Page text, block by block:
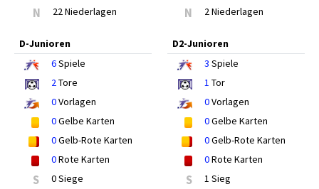
N 22 Niederlagen N 2 Niederlagen
D-Junioren
6Spiele
2Tore
0Vorlagen
0Gelbe Karten
0Gelb-Rote Karten
0Rote Karten
S 0 Siege
D2-Junioren
3 Spiele
1 Tor
0Vorlagen
0Gelbe Karten
0Gelb-Rote Karten
0Rote Karten
S 1 Sieg